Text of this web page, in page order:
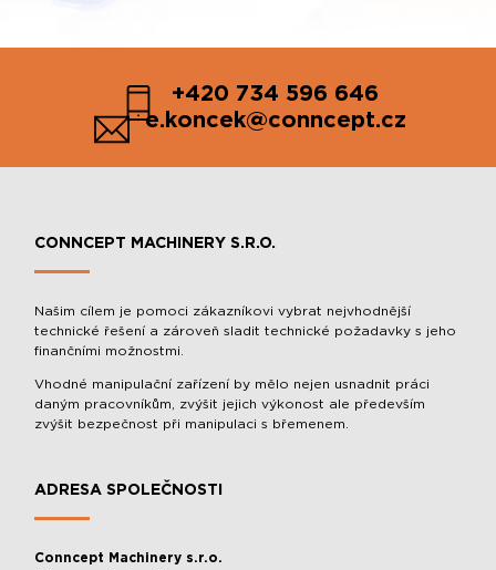
+420 734 596 646
e.koncek@conncept.cz
CONNCEPT MACHINERY S.R.O.
Našim cílem je pomoci zákazníkovi vybrat nejvhodnější
technické řešení a zároveň sladit technické požadavky s jeho
finančními možnostmi.
Vhodné manipulační zařízení by mělo nejen usnadnit práci
daným pracovníkům, zvýšit jejich výkonost ale především
zvýšit bezpečnost při manipulaci s břemenem.
ADRESA SPOLEČNOSTI
Conncept Machinery s.r.o.